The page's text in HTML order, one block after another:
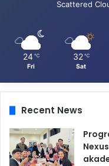
Scattered
24 ℃
Fri
32 ℃
Sat
Recent News